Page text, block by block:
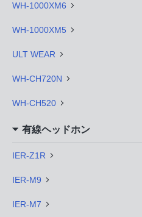
WH-1000XM6
WH-1000XM5
ULT WEAR
WH-CH720N
WH-CH520
有線ヘッドホン
IER-Z1R
IER-M9
IER-M7